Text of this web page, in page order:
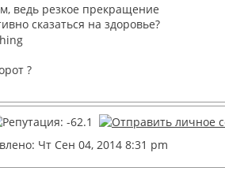
ведь резкое прекращение
сказаться на здоровье?
?
Чт Сен 04, 2014 8:31 pm